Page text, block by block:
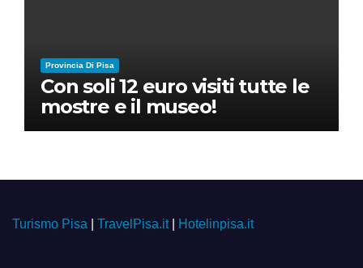
Provincia Di Pisa
Con soli 12 euro visiti tutte le
mostre e il museo!
Turismo Pisa TravelPisa.it| Hotelinpisa.it